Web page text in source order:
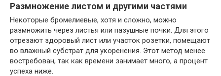
Размножение листом и другими частями
Некоторые бромелиевые, хотя и сложно, можно
размножить через листья или пазушные почки. Для этого
отрезают здоровый лист или участок розетки, помещают
во влажный субстрат для укоренения. Этот метод менее
востребован, так как времени занимает много, а процент
успеха ниже.